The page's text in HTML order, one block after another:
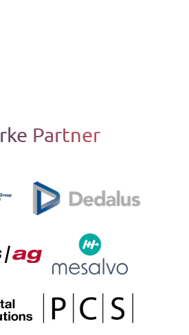
Partner